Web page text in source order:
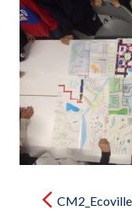
navigationCM2_Ecoville